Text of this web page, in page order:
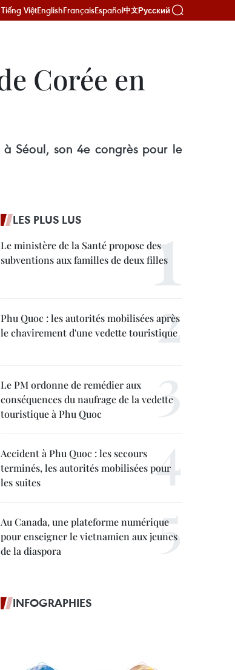
Tiếng ViệtEnglishFrançaisEspañol中文Русский
Corée en
Séoul, son 4e congrès pour le
LES PLUS LUS
Le ministère de la Santé propose des
subventions aux familles de deux filles
Phu Quoc : les autorités mobilisées après
le chavirement d'une vedette touristique
Le PM ordonne de remédier aux
conséquences du naufrage de la vedette
touristique à Phu Quoc
Accident à Phu Quoc : les secours
terminés, les autorités mobilisées pour
les suites
Au Canada, une plateforme numérique
pour enseigner le vietnamien aux jeunes
de la diaspora
INFOGRAPHIES